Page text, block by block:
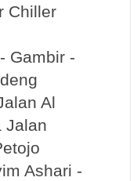
Chiller
Gambir -
Al
Jalan
Ashari -